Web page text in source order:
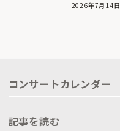
2026年7月14日
コンサートカレンダー
記事を読む